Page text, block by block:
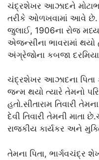
ચંદ્રશેખર આઝાદને
તરીકે ઓળખવામાં આવે
જુલાઈ, 1906ના રોજ
એજન્સીના ભાવરામાં
અંગ્રેજોના કબજા
ચંદ્રશેખર આઝાદના પિતા
જન્મ થયો ત્યારે તેમનો
હતો.સીતારામ તિવારી
દેવી તિવારી તેમની
રાજકીય કાર્યકર અને
તેમના પિતા, ભાર્ગવચંદ્ર